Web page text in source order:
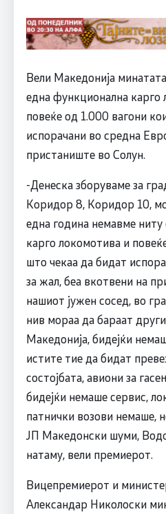
Вели Македонија
една функционална карго
повеќе од 1.000 вагони
испорачани во средна
пристаниште во Солун.
-Денеска зборуваме за
Коридор 8, Коридор 10,
една година немавме
карго локомотива и
што чекаа да бидат
за жал, беа вкотвени на
нашиот јужен сосед, во
нив мораа да бараат
Македонија, бидејќи
истите тие да бидат
состојбата, авиони за
бидејќи немаше сервис,
патнички возови немаше,
ЈП Македонски шуми,
натаму, вели премиерот.
Вицепремиерот и
Александар Николоски